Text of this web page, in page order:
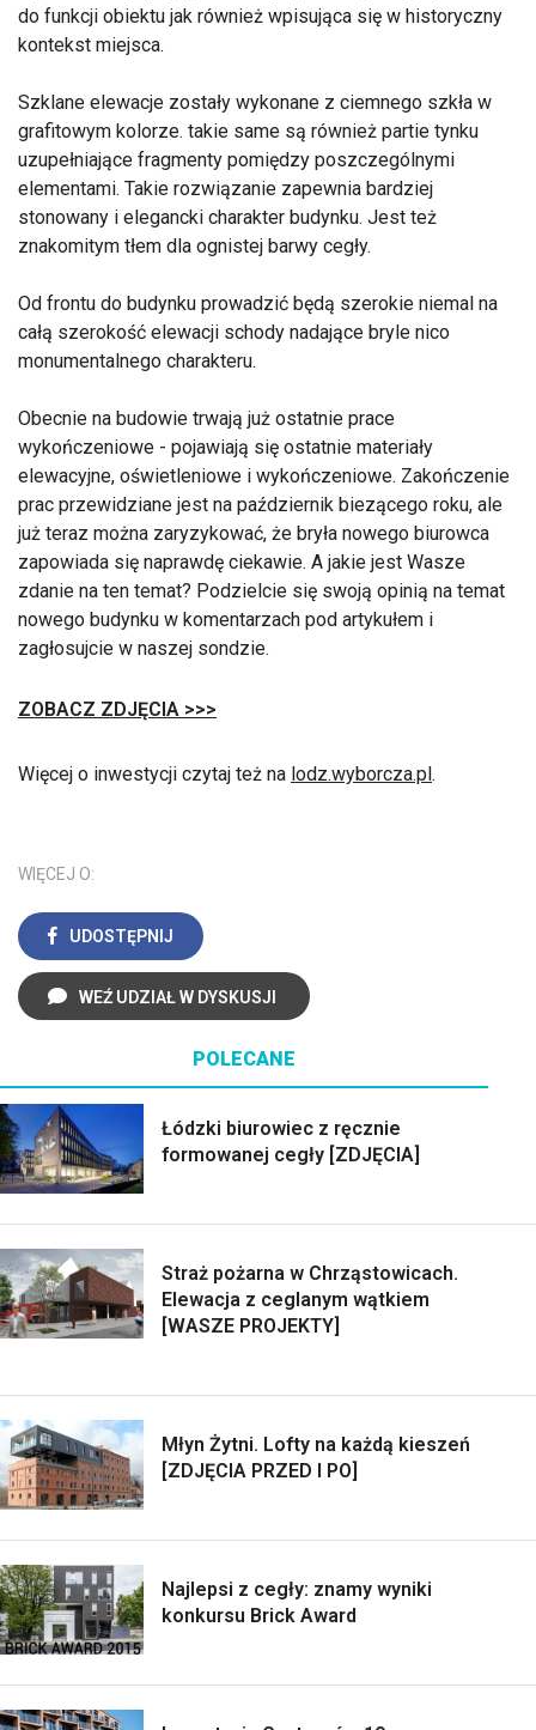
do funkcji obiektu jak również wpisująca się w historyczny
kontekst miejsca.
Szklane elewacje zostały wykonane z ciemnego szkła w
grafitowym kolorze. takie same są również partie tynku
uzupełniające fragmenty pomiędzy poszczególnymi
elementami. Takie rozwiązanie zapewnia bardziej
stonowany i elegancki charakter budynku. Jest też
znakomitym tłem dla ognistej barwy cegły.
Od frontu do budynku prowadzić będą szerokie niemal na
całą szerokość elewacji schody nadające bryle nico
monumentalnego charakteru.
Obecnie na budowie trwają już ostatnie prace
wykończeniowe - pojawiają się ostatnie materiały
elewacyjne, oświetleniowe i wykończeniowe. Zakończenie
prac przewidziane jest na październik biezącego roku, ale
już teraz można zaryzykować, że bryła nowego biurowca
zapowiada się naprawdę ciekawie. A jakie jest Wasze
zdanie na ten temat? Podzielcie się swoją opinią na temat
nowego budynku w komentarzach pod artykułem i
zagłosujcie w naszej sondzie.
ZOBACZ ZDJĘCIA >>>
Więcej o inwestycji czytaj też na lodz.wyborcza.pl.
WIĘCEJ O:
UDOSTĘPNIJ
WEŹ UDZIAŁ W DYSKUSJI
POLECANE
Łódzki biurowiec z ręcznie
formowanej cegły [ZDJĘCIA]
Straż pożarna w Chrząstowicach.
Elewacja z ceglanym wątkiem
[WASZE PROJEKTY]
Młyn Żytni. Lofty na każdą kieszeń
[ZDJĘCIA PRZED I PO]
Najlepsi z cegły: znamy wyniki
konkursu Brick Award